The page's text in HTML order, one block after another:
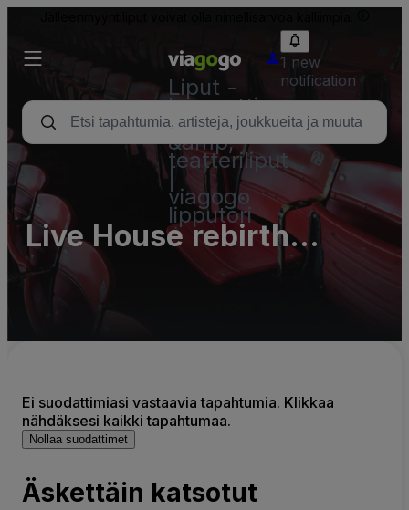
Liput -
konsertti,
urheilu
&amp;
teatteriliput
viagogo
lipputori
1 new
notification
Live House rebirth
(kinshicho rebirth)
Ei suodattimiasi vastaavia tapahtumia. Klikkaa
nähdäksesi kaikki tapahtumaa.
Nollaa suodattimet
Äskettäin katsotut